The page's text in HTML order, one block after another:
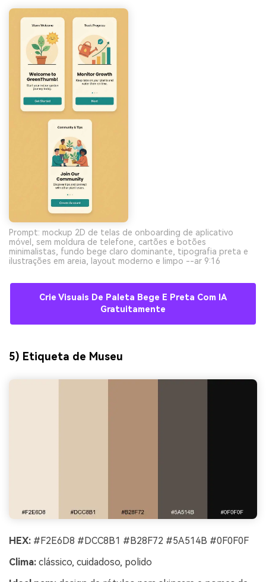
Prompt: mockup 2D de telas de onboarding de aplicativo
móvel, sem moldura de telefone, cartões e botões
minimalistas, fundo bege claro dominante, tipografia preta e
ilustrações em areia, layout moderno e limpo --ar 9:16
Crie Visuais De Paleta Bege E Preta Com IA
Gratuitamente
5) Etiqueta de Museu
HEX: #F2E6D8 #DCC8B1 #B28F72 #5A514B #0F0F0F
Clima: clássico, cuidadoso, polido